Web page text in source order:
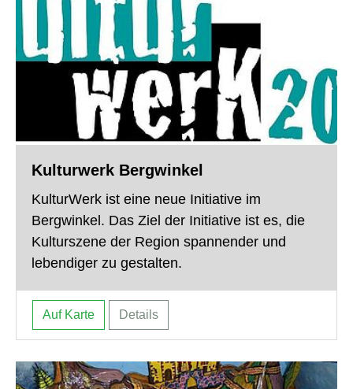
Kulturwerk Bergwinkel
KulturWerk ist eine neue Initiative im
Bergwinkel. Das Ziel der Initiative ist es, die
Kulturszene der Region spannender und
lebendiger zu gestalten.
Auf Karte Details